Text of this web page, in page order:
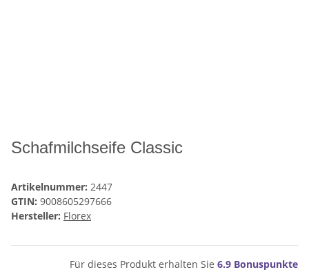
Schafmilchseife Classic
Artikelnummer: 2447
GTIN: 9008605297666
Hersteller: Florex
Für dieses Produkt erhalten Sie 6.9 Bonuspunkte